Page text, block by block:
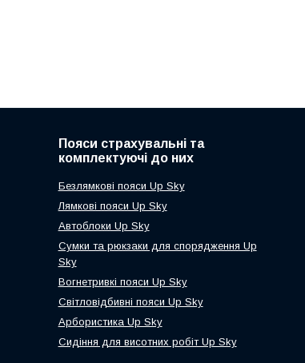
Пояси страхувальні та
комплектуючі до них
Безлямкові пояси Up Sky
Лямкові пояси Up Sky
Автоблоки Up Sky
Сумки та рюкзаки для спорядження Up
Sky
Вогнетривкі пояси Up Sky
Світловідбивні пояси Up Sky
Арбористика Up Sky
Сидіння для висотних робіт Up Sky